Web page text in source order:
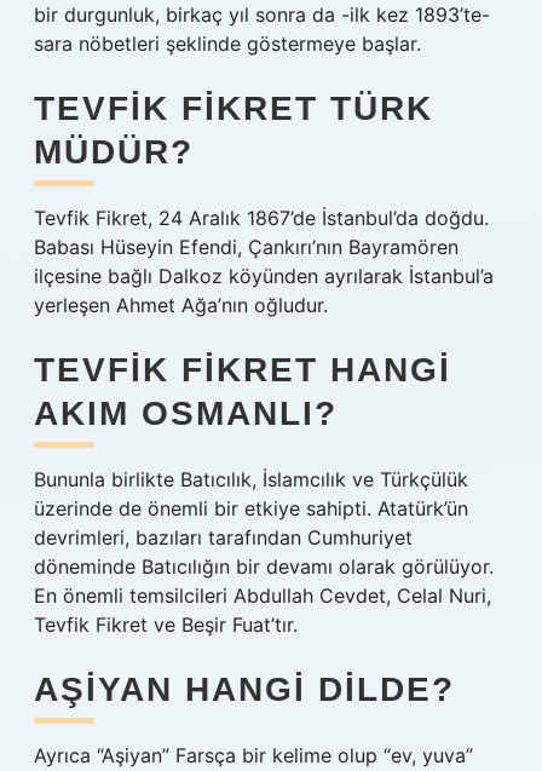
bir durgunluk, birkaç yıl sonra da -ilk kez 1893’te-
sara nöbetleri şeklinde göstermeye başlar.
TEVFIK FIKRET TÜRK
MÜDÜR?
Tevfik Fikret, 24 Aralık 1867’de İstanbul’da doğdu.
Babası Hüseyin Efendi, Çankırı’nın Bayramören
ilçesine bağlı Dalkoz köyünden ayrılarak İstanbul’a
yerleşen Ahmet Ağa’nın oğludur.
TEVFIK FIKRET HANGI
AKIM OSMANLI?
Bununla birlikte Batıcılık, İslamcılık ve Türkçülük
üzerinde de önemli bir etkiye sahipti. Atatürk’ün
devrimleri, bazıları tarafından Cumhuriyet
döneminde Batıcılığın bir devamı olarak görülüyor.
En önemli temsilcileri Abdullah Cevdet, Celal Nuri,
Tevfik Fikret ve Beşir Fuat’tır.
AŞIYAN HANGI DILDE?
Ayrıca “Aşiyan” Farsça bir kelime olup “ev, yuva”